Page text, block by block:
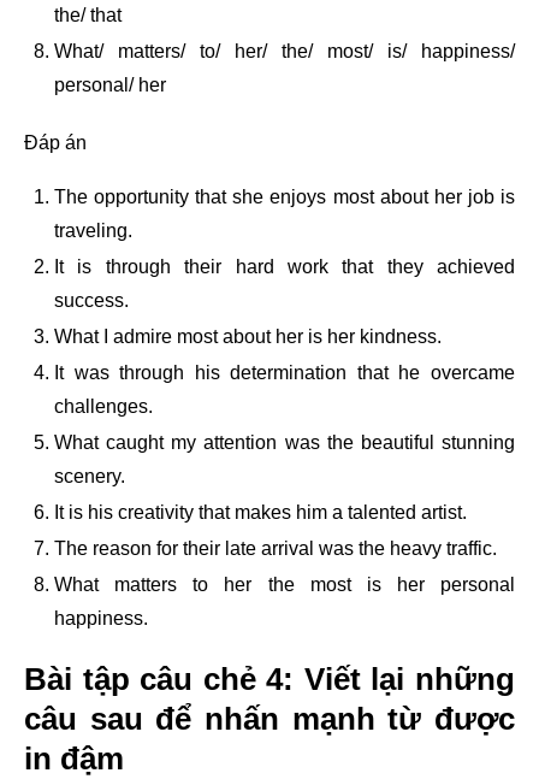
the/ that
What/ matters/ to/ her/ the/ most/ is/ happiness/
personal/ her
Đáp án
The opportunity that she enjoys most about her job is
traveling.
It is through their hard work that they achieved
success.
What I admire most about her is her kindness.
It was through his determination that he overcame
challenges.
What caught my attention was the beautiful stunning
scenery.
It is his creativity that makes him a talented artist.
The reason for their late arrival was the heavy traffic.
What matters to her the most is her personal
happiness.
Bài tập câu chẻ 4: Viết lại những
câu sau để nhấn mạnh từ được
in đậm